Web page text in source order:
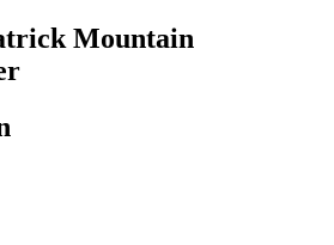
Mountain